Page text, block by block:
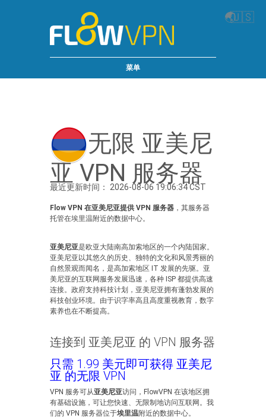
🌏🇺🇸
菜单
无限 亚美尼
亚 VPN 服务器
最近更新时间： 2026-08-06 19:06:34 CST
Flow VPN 在亚美尼亚提供 VPN 服务器 ，其服务器
托管在埃里温附近的数据中心。
亚美尼亚是欧亚大陆南高加索地区的一个内陆国家。
亚美尼亚以其悠久的历史、独特的文化和风景秀丽的
自然景观而闻名，是高加索地区 IT 发展的先驱。亚
美尼亚的互联网服务发展迅速，各种 ISP 都提供高速
连接。政府支持科技计划，亚美尼亚拥有蓬勃发展的
科技创业环境。由于识字率高且高度重视教育，数字
素养也在不断提高。
连接到 亚美尼亚 的 VPN 服务器
只需 1.99 美元即可获得 亚美尼
亚 的无限 VPN
VPN 服务可从亚美尼亚访问，FlowVPN 在该地区拥
有基础设施，可让您快速、无限制地访问互联网。我
们的 VPN 服务器位于埃里温附近的数据中心。